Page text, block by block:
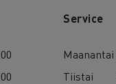
Service
Maanantai
Tiistai